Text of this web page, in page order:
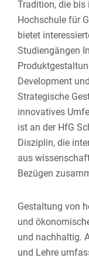
Tradition, die bis
Hochschule für
bietet
Studiengängen
Development
Strategische
innovatives
ist an der HfG
Diszi­plin, die
aus
Bezügen
Gestaltung von
und
und nach­haltig.
und Lehre